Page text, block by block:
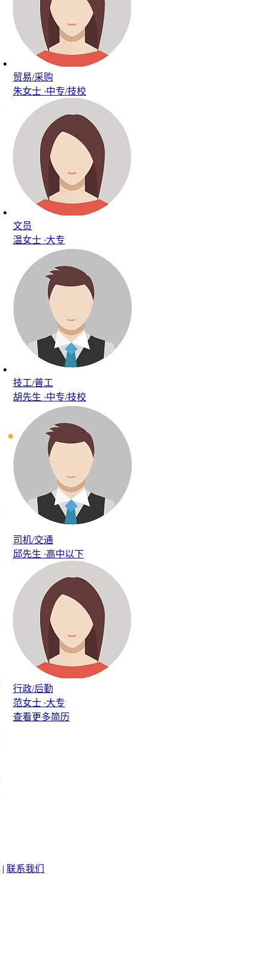
贸易/采购
朱女士 ·中专/技校
文员
温女士 ·大专
技工/普工
胡先生 ·中专/技校
司机/交通
邱先生 ·高中以下
行政/后勤
范女士 ·大专
查看更多简历
| 联系我们